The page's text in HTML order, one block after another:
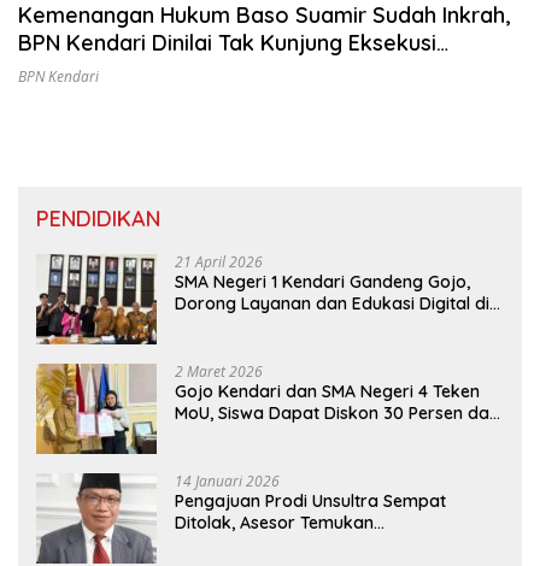
Kemenangan Hukum Baso Suamir Sudah Inkrah,
BPN Kendari Dinilai Tak Kunjung Eksekusi
Putusan
BPN Kendari
PENDIDIKAN
21 April 2026
SMA Negeri 1 Kendari Gandeng Gojo,
Dorong Layanan dan Edukasi Digital di
2 Maret 2026
Gojo Kendari dan SMA Negeri 4 Teken
MoU, Siswa Dapat Diskon 30 Persen dan
14 Januari 2026
Pengajuan Prodi Unsultra Sempat
Ditolak, Asesor Temukan